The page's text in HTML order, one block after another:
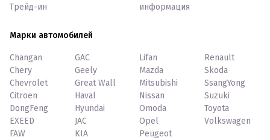
Трейд-ин
информация
Марки автомобилей
Changan
Chery
Chevrolet
Citroen
DongFeng
EXEED
FAW
GAC
Geely
Great Wall
Haval
Hyundai
JAC
KIA
Lifan
Mazda
Mitsubishi
Nissan
Omoda
Opel
Peugeot
Renault
Skoda
SsangYong
Suzuki
Toyota
Volkswagen